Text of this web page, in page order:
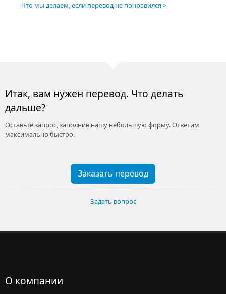
Что мы делаем, если перевод не понравился
Итак, вам нужен перевод. Что делать
дальше?
Оставьте запрос, заполнив нашу небольшую форму. Ответим
максимально быстро.
Заказать перевод
Задать вопрос
О компании